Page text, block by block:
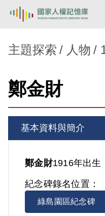
新生訓導處
主題探索
背景知識
關於我們
意見信箱
主題探索 人物
鄭金財
基本資料與簡介
鄭金財1916年出生
紀念碑錄名位置：
綠島園區紀念碑